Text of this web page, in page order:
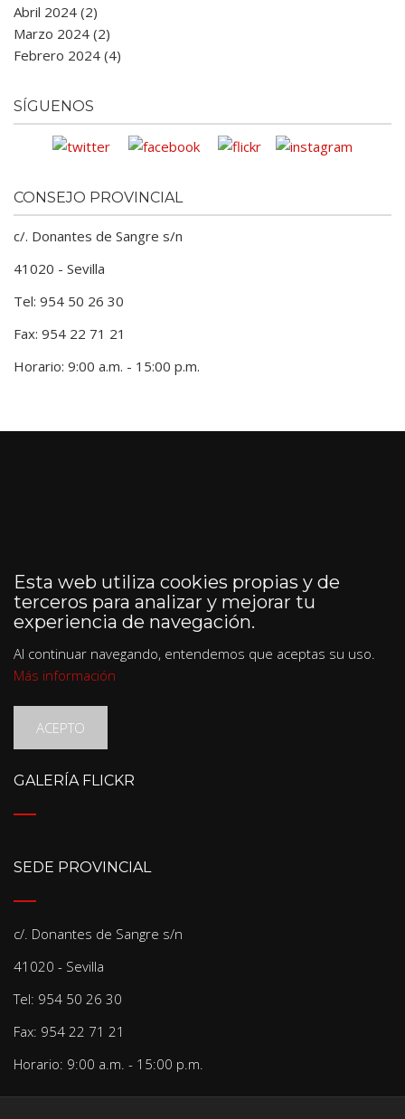
Abril 2024 (2)
Marzo 2024 (2)
Febrero 2024 (4)
SÍGUENOS
CONSEJO PROVINCIAL
c/. Donantes de Sangre s/n
41020 - Sevilla
Tel: 954 50 26 30
Fax: 954 22 71 21
Horario: 9:00 a.m. - 15:00 p.m.
Esta web utiliza cookies propias y de
terceros para analizar y mejorar tu
experiencia de navegación.
Al continuar navegando, entendemos que aceptas su uso.
Más información
ACEPTO
GALERÍA FLICKR
SEDE PROVINCIAL
c/. Donantes de Sangre s/n
41020 - Sevilla
Tel: 954 50 26 30
Fax: 954 22 71 21
Horario: 9:00 a.m. - 15:00 p.m.